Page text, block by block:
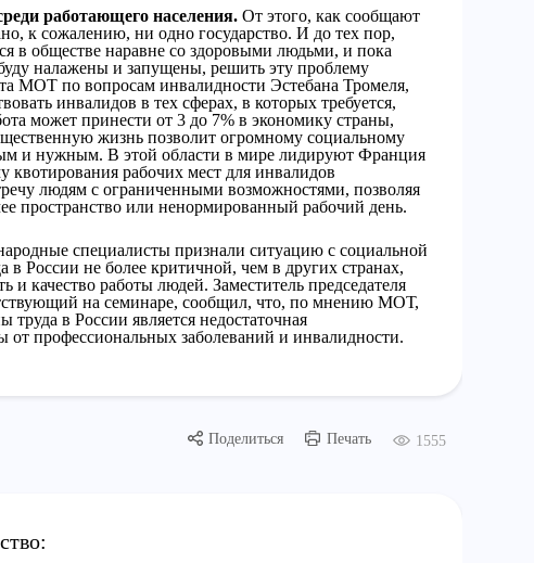
работающего населения. От этого, как сообщают
к сожалению, ни одно государство. И до тех пор,
в обществе наравне со здоровыми людьми, и пока
налажены и запущены, решить эту проблему
МОТ по вопросам инвалидности Эстебана Тромеля,
инвалидов в тех сферах, в которых требуется,
может принести от 3 до 7% в экономику страны,
жизнь позволит огромному социальному
и нужным. В этой области в мире лидируют Франция
квотирования рабочих мест для инвалидов
людям с ограниченными возможностями, позволяя
пространство или ненормированный рабочий день.
специалисты признали ситуацию с социальной
в России не более критичной, чем в других странах,
и качество работы людей. Заместитель председателя
на семинаре, сообщил, что, по мнению МОТ,
в России является недостаточная
от профессиональных заболеваний и инвалидности.
Поделиться Печать 1555